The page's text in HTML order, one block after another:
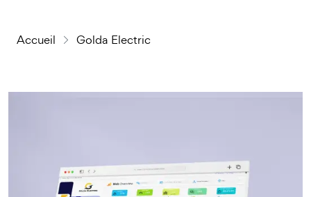
Accueil Golda Electric